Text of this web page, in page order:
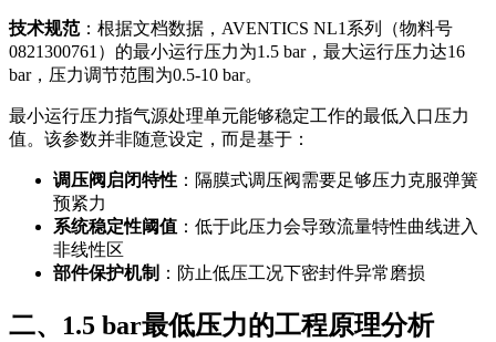
技术规范：根据文档数据，AVENTICS NL1系列（物料号
0821300761）的最小运行压力为1.5 bar，最大运行压力达16
bar，压力调节范围为0.5-10 bar。
最小运行压力指气源处理单元能够稳定工作的最低入口压力
值。该参数并非随意设定，而是基于：
调压阀启闭特性 ：隔膜式调压阀需要足够压力克服弹簧
预紧力
系统稳定性阈值 ：低于此压力会导致流量特性曲线进入
非线性区
部件保护机制 ：防止低压工况下密封件异常磨损
二、1.5 bar最低压力的工程原理分析